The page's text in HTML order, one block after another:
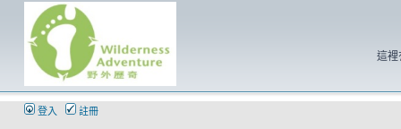
這裡
登入 註冊